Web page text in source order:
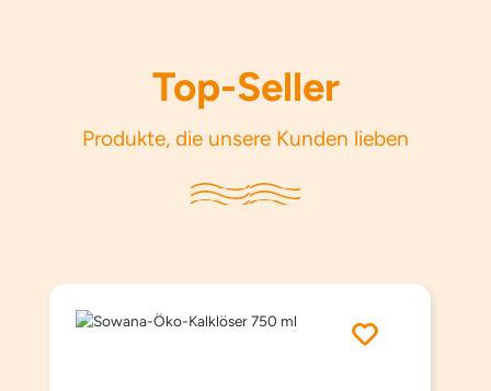
Top-Seller
Produkte, die unsere Kunden lieben
Produktgalerie überspringen